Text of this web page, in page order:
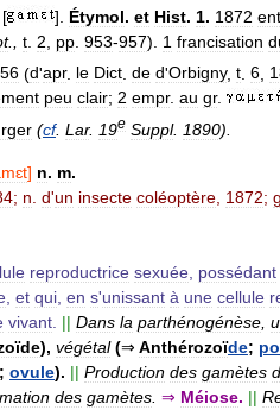
[ ]. Étymol. et Hist. 1. 1872
., t 2 pp 953-957). 1 francisation
(d'apr. le Dict de d'Orbigny, t 6
peu clair; 2 empr. au gr.
(cf. Lar. 19e Suppl. 1890).
] n. m.
; n d'un insecte coléoptère 1872;
reproductrice sexuée possédant
et qui en s'unissant à une cellule
vivant || Dans la parthénogénèse
), végétal (⇒ Anthérozoïde;
; ovule). || Production des gamètes
des gamètes ⇒ Méiose. ||